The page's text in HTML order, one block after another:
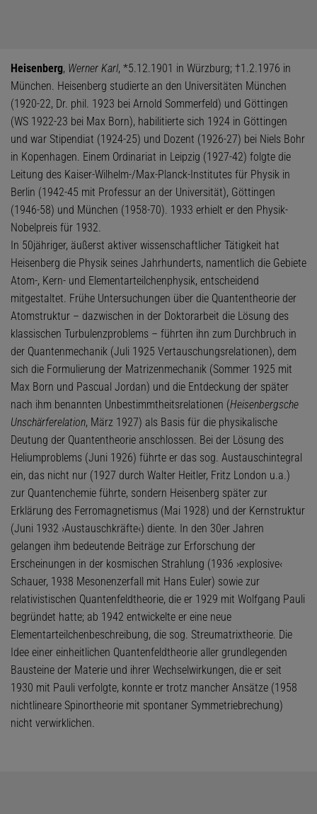
Heisenberg, Werner Karl, *5.12.1901 in Würzburg; †1.2.1976 in
München. Heisenberg studierte an den Universitäten München
(1920-22, Dr. phil. 1923 bei Arnold Sommerfeld) und Göttingen
(WS 1922-23 bei Max Born), habilitierte sich 1924 in Göttingen
und war Stipendiat (1924-25) und Dozent (1926-27) bei Niels Bohr
in Kopenhagen. Einem Ordinariat in Leipzig (1927-42) folgte die
Leitung des Kaiser-Wilhelm-/Max-Planck-Institutes für Physik in
Berlin (1942-45 mit Professur an der Universität), Göttingen
(1946-58) und München (1958-70). 1933 erhielt er den Physik-
Nobelpreis für 1932.
In 50jähriger, äußerst aktiver wissenschaftlicher Tätigkeit hat
Heisenberg die Physik seines Jahrhunderts, namentlich die Gebiete
Atom-, Kern- und Elementarteilchenphysik, entscheidend
mitgestaltet. Frühe Untersuchungen über die Quantentheorie der
Atomstruktur – dazwischen in der Doktorarbeit die Lösung des
klassischen Turbulenzproblems – führten ihn zum Durchbruch in
der Quantenmechanik (Juli 1925 Vertauschungsrelationen), dem
sich die Formulierung der Matrizenmechanik (Sommer 1925 mit
Max Born und Pascual Jordan) und die Entdeckung der später
nach ihm benannten Unbestimmtheitsrelationen (Heisenbergsche
Unschärferelation, März 1927) als Basis für die physikalische
Deutung der Quantentheorie anschlossen. Bei der Lösung des
Heliumproblems (Juni 1926) führte er das sog. Austauschintegral
ein, das nicht nur (1927 durch Walter Heitler, Fritz London u.a.)
zur Quantenchemie führte, sondern Heisenberg später zur
Erklärung des Ferromagnetismus (Mai 1928) und der Kernstruktur
(Juni 1932 ›Austauschkräfte‹) diente. In den 30er Jahren
gelangen ihm bedeutende Beiträge zur Erforschung der
Erscheinungen in der kosmischen Strahlung (1936 ›explosive‹
Schauer, 1938 Mesonenzerfall mit Hans Euler) sowie zur
relativistischen Quantenfeldtheorie, die er 1929 mit Wolfgang Pauli
begründet hatte; ab 1942 entwickelte er eine neue
Elementarteilchenbeschreibung, die sog. Streumatrixtheorie. Die
Idee einer einheitlichen Quantenfeldtheorie aller grundlegenden
Bausteine der Materie und ihrer Wechselwirkungen, die er seit
1930 mit Pauli verfolgte, konnte er trotz mancher Ansätze (1958
nichtlineare Spinortheorie mit spontaner Symmetriebrechung)
nicht verwirklichen.